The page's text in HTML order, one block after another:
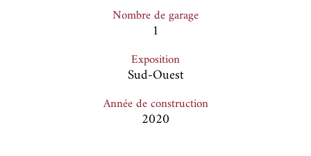
Nombre de garage
1
Exposition
Sud-Ouest
Année de construction
2020